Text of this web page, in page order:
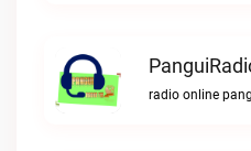
radio online